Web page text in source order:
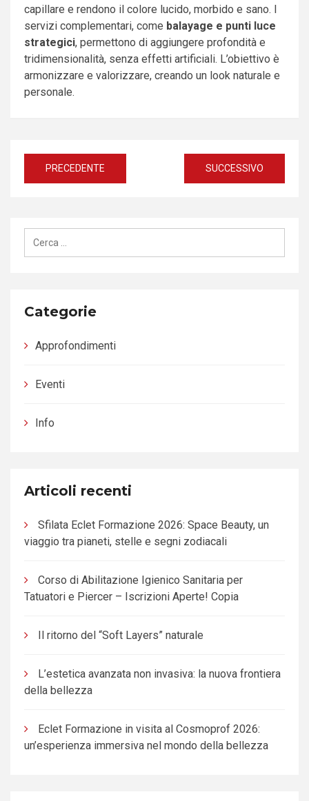
capillare e rendono il colore lucido, morbido e sano. I
servizi complementari, come balayage e punti luce
strategici, permettono di aggiungere profondità e
tridimensionalità, senza effetti artificiali. L’obiettivo è
armonizzare e valorizzare, creando un look naturale e
personale.
Navigazione
articoli
PRECEDENTE SUCCESSIVO
Ricerca
Categorie
Approfondimenti
Eventi
Info
Articoli recenti
Sfilata Eclet Formazione 2026: Space Beauty, un
viaggio tra pianeti, stelle e segni zodiacali
Corso di Abilitazione Igienico Sanitaria per
Tatuatori e Piercer – Iscrizioni Aperte! Copia
Il ritorno del “Soft Layers” naturale
L’estetica avanzata non invasiva: la nuova frontiera
della bellezza
Eclet Formazione in visita al Cosmoprof 2026:
un’esperienza immersiva nel mondo della bellezza